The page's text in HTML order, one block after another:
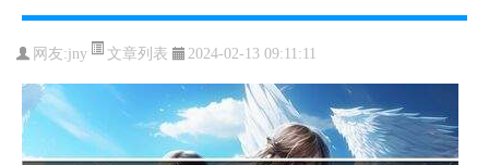
网友:jny 文章列表 2024-02-13 09:11:11